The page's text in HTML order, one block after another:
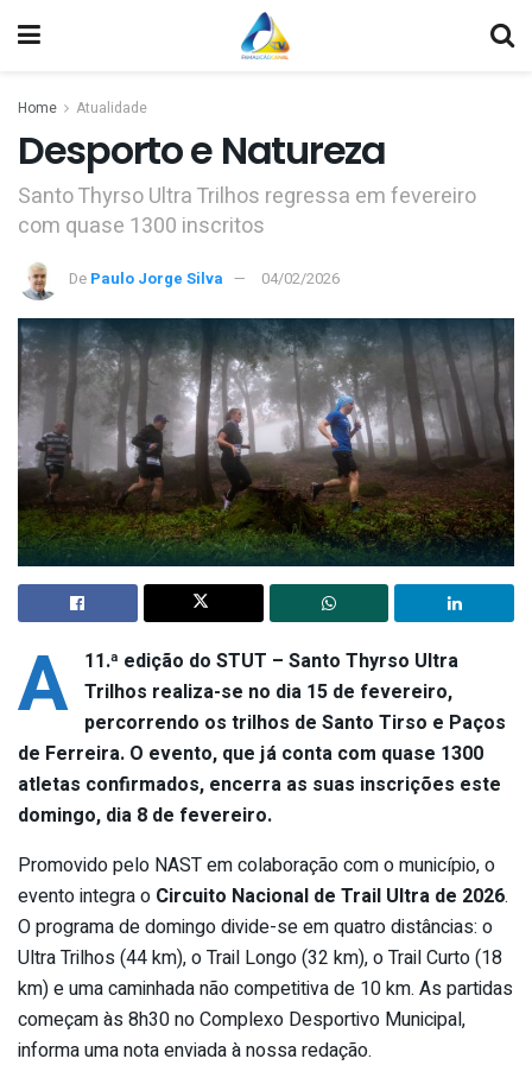
Home Atualidade
Desporto e Natureza
Santo Thyrso Ultra Trilhos regressa em fevereiro
com quase 1300 inscritos
De Paulo Jorge Silva 04/02/2026
A 11.ª edição do STUT – Santo Thyrso Ultra
Trilhos realiza-se no dia 15 de fevereiro,
percorrendo os trilhos de Santo Tirso e Paços
de Ferreira. O evento, que já conta com quase 1300
atletas confirmados, encerra as suas inscrições este
domingo, dia 8 de fevereiro.
Promovido pelo NAST em colaboração com o município, o
evento integra o Circuito Nacional de Trail Ultra de 2026.
O programa de domingo divide-se em quatro distâncias: o
Ultra Trilhos (44 km), o Trail Longo (32 km), o Trail Curto (18
km) e uma caminhada não competitiva de 10 km. As partidas
começam às 8h30 no Complexo Desportivo Municipal,
informa uma nota enviada à nossa redação.